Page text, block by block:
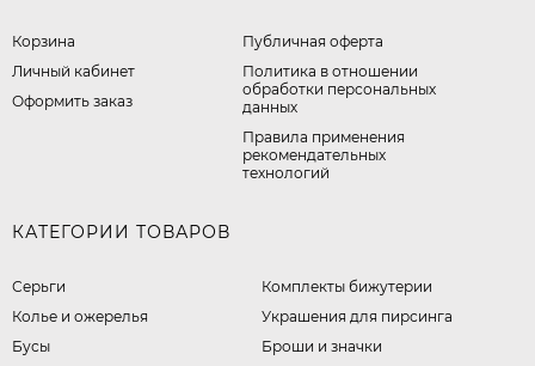
Корзина
Личный кабинет
Оформить заказ
Публичная оферта
​Политика в отношении
обработки персональных
данных
Правила применения
рекомендательных
технологий
КАТЕГОРИИ ТОВАРОВ
Серьги
Колье и ожерелья
Бусы
Комплекты бижутерии
Украшения для пирсинга
Броши и значки